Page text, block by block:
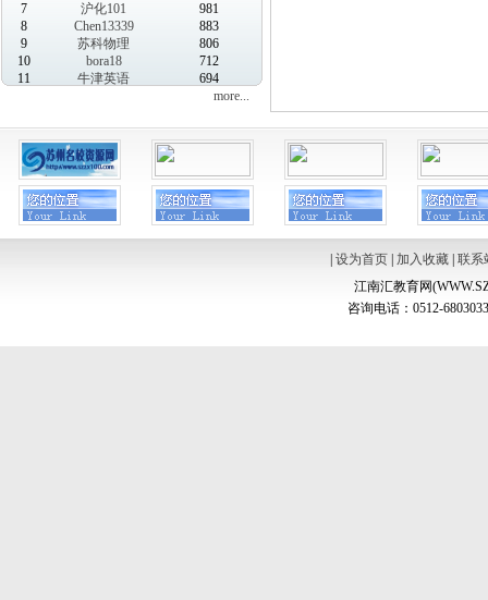
7
沪化101
981
8
Chen13339
883
9
苏科物理
806
10
bora18
712
11
牛津英语
694
more...
设为首页| 加入收藏| 联系
江南汇教育网
咨询电话：0512-